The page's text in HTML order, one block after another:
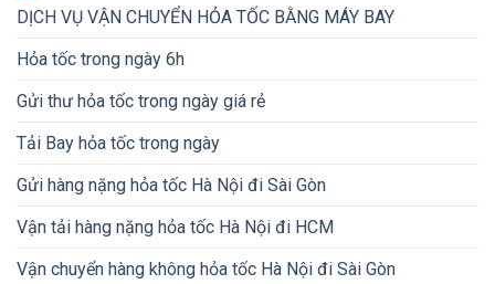
DỊCH VỤ VẬN CHUYỂN HỎA TỐC BẰNG MÁY BAY
Hỏa tốc trong ngày 6h
Gửi thư hỏa tốc trong ngày giá rẻ
Tải Bay hỏa tốc trong ngày
Gửi hàng nặng hỏa tốc Hà Nội đi Sài Gòn
Vận tải hàng nặng hỏa tốc Hà Nội đi HCM
Vận chuyển hàng không hỏa tốc Hà Nội đi Sài Gòn